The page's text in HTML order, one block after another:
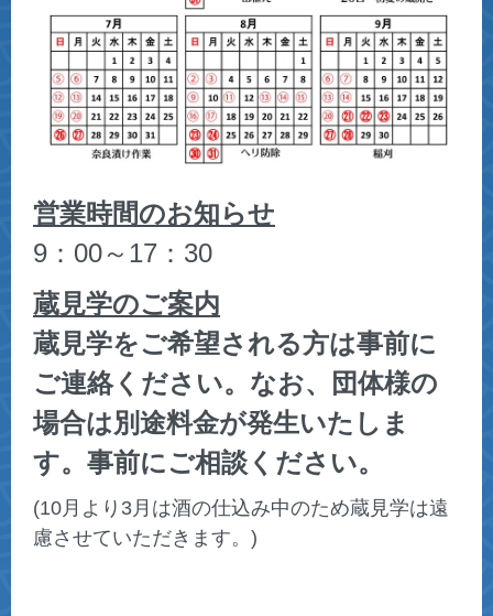
営業時間のお知らせ
9：00～17：30
蔵見学のご案内
蔵見学をご希望される方は事前に
ご連絡ください。なお、団体様の
場合は別途料金が発生いたしま
す。事前にご相談ください。
(10月より3月は酒の仕込み中のため蔵見学は遠
慮させていただきます。)